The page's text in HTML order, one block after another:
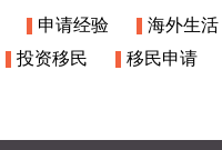
申请经验 海外生活
投资移民 移民申请